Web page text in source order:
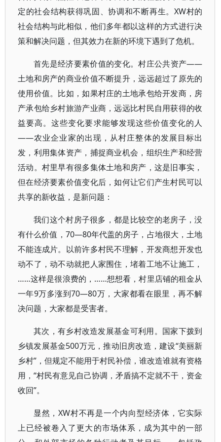
定的社会结构获得巩固、协调和不断再生。XW村的
社会结构与此相似，他们多年都以这样的方式进行决
策和解决问题，但其效力在新的环境下遇到了危机。
首先是经济要素价值的变化。村庄公共资产——
土地和房产的商业价值不断提升，远远超过了原先的
使用价值。比如，如果村庄的土地承包给开发商，房
产承包给乡村旅游产业商，远远比村民自用获得的收
益要高。这些变化要求能够发现这些价值变化的人
——农业企业家的出现，从村庄整体的发展目标出
发，利用集体资产，捕捉商业机会，组织生产和经营
活动。村里早有很多集体土地和房产，这是旧事实，
但在经济要素价值变化后，如何让它们产生村民可以
共享的新收益，是新问题：
我们这个村房子很多，都是比较空的老房子，没
有什么价值，70—80年代盖的房子，占地很大，土地
不能连成片。以前许多村民不理解，开发商想开发也
动不了，动不动就把人家围住，堵着工地不让施工，
……这样是很浪费的，……想想看，村里店铺的租金从
一年9万多涨到70—80万，大家都看在眼里，再不解
决问题，大家都是受害者。
其次，有乡村改造发展基金可利用。国家下拨到
乡镇发展基金500万元，推动旧房改造，建设“美丽新
乡村”，但规定不能用于村民补偿，谁改造谁就有资格
用，“村民有意见自己协调，矛盾搞不定就不干，资金
收回”。
显然，XW村不再是一个内向型经济体，它实际
上已经被卷入了更大的市场体系，成为其中的一部